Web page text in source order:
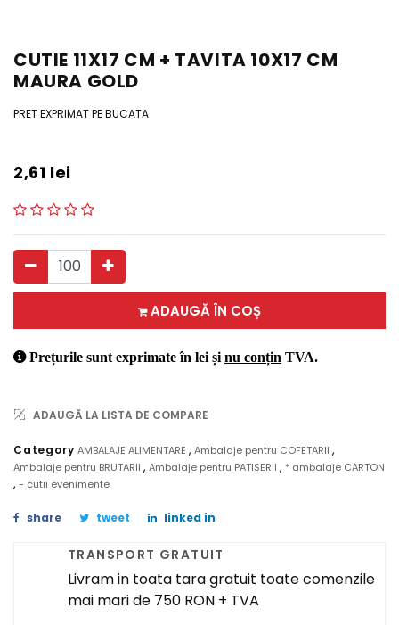
CUTIE 11X17 CM + TAVITA 10X17 CM
MAURA GOLD
PRET EXPRIMAT PE BUCATA
2,61 lei
ADAUGĂ ÎN COȘ
Prețurile sunt exprimate în lei și nu conțin TVA.
ADAUGĂ LA LISTA DE COMPARE
CategoryAMBALAJE ALIMENTARE,Ambalaje pentru COFETARII,
Ambalaje pentru BRUTARII , Ambalaje pentru PATISERII , * ambalaje CARTON
, - cutii evenimente
share tweet linked in
TRANSPORT GRATUIT
Livram in toata tara gratuit toate comenzile
mai mari de 750 RON + TVA